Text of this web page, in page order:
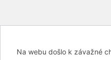
Na webu došlo k závažné